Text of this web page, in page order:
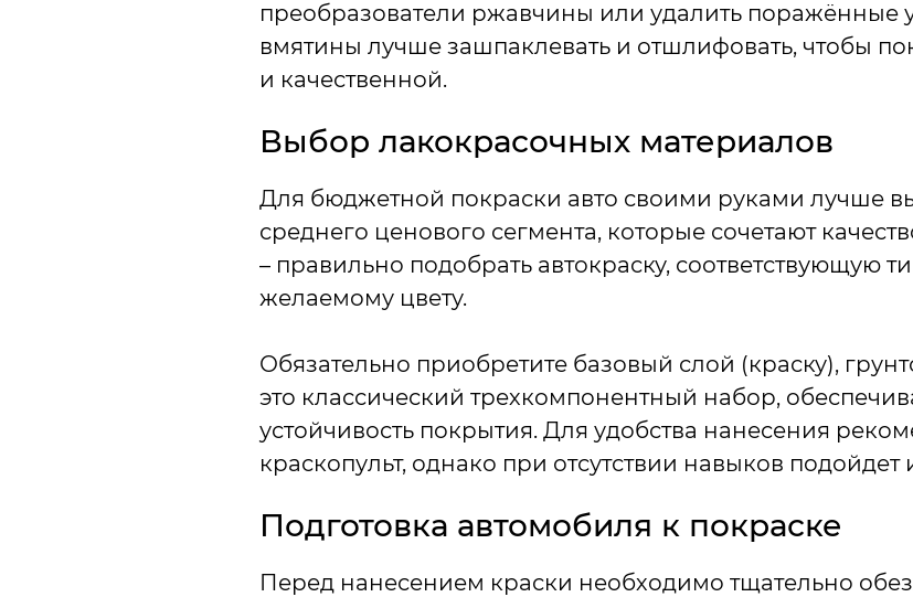
преобразователи ржавчины или удалить поражённые
вмятины лучше зашпаклевать и отшлифовать, чтобы
и качественной.
Выбор лакокрасочных материалов
Для бюджетной покраски авто своими руками лучше
среднего ценового сегмента, которые сочетают
– правильно подобрать автокраску, соответствующую
желаемому цвету.
Обязательно приобретите базовый слой (краску),
это классический трехкомпонентный набор,
устойчивость покрытия. Для удобства нанесения
краскопульт, однако при отсутствии навыков подойдет
Подготовка автомобиля к покраске
Перед нанесением краски необходимо тщательно